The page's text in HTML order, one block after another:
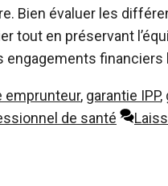
Bien évaluer les
tout en préservant
engagements
emprunteur, garantie IPP,
de santé